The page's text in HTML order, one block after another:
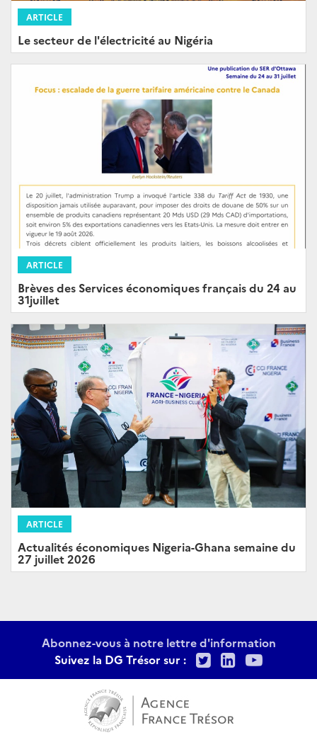
ARTICLE
Le secteur de l'électricité au Nigéria
ARTICLE
Brèves des Services économiques français du 24 au
31juillet
ARTICLE
Actualités économiques Nigeria-Ghana semaine du
27 juillet 2026
Abonnez-vous à notre lettre d'information
Suivez la DG Trésor sur :
TwitterLinkedIn